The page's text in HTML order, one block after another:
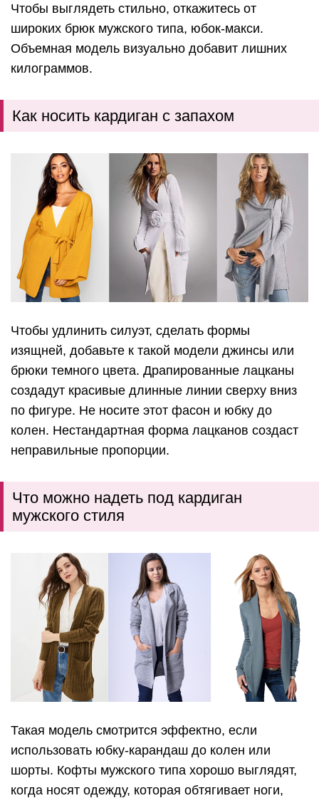
Чтобы выглядеть стильно, откажитесь от
широких брюк мужского типа, юбок-макси.
Объемная модель визуально добавит лишних
килограммов.
Как носить кардиган с запахом
Чтобы удлинить силуэт, сделать формы
изящней, добавьте к такой модели джинсы или
брюки темного цвета. Драпированные лацканы
создадут красивые длинные линии сверху вниз
по фигуре. Не носите этот фасон и юбку до
колен. Нестандартная форма лацканов создаст
неправильные пропорции.
Что можно надеть под кардиган
мужского стиля
Такая модель смотрится эффектно, если
использовать юбку-карандаш до колен или
шорты. Кофты мужского типа хорошо выглядят,
когда носят одежду, которая обтягивает ноги,